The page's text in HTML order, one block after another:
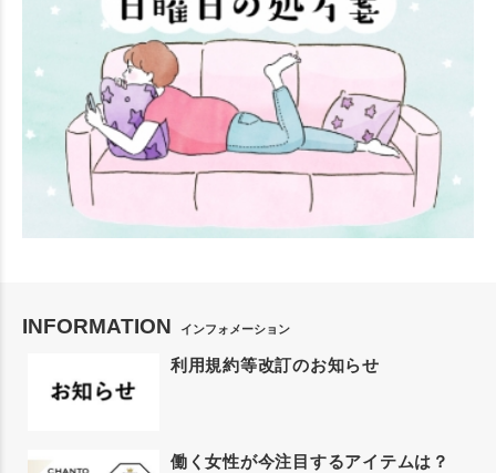
INFORMATION インフォメーション
利用規約等改訂のお知らせ
働く女性が今注目するアイテムは？